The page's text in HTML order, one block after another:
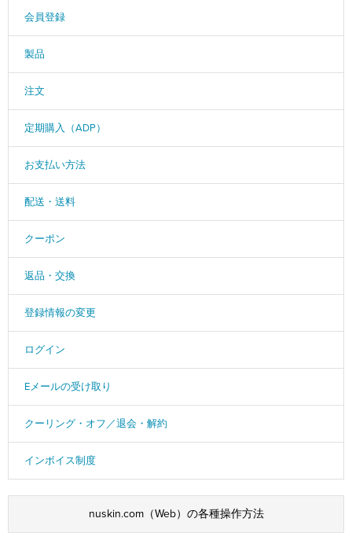
会員登録
製品
注文
定期購入（ADP）
お支払い方法
配送・送料
クーポン
返品・交換
登録情報の変更
ログイン
Eメールの受け取り
クーリング・オフ／退会・解約
インボイス制度
nuskin.com（Web）の各種操作方法